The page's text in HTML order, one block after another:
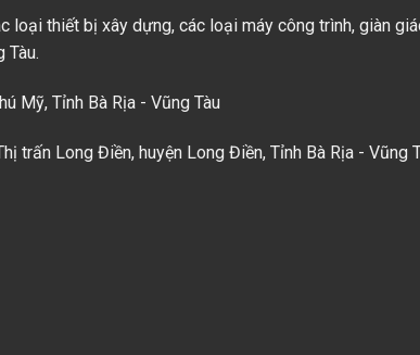
loại thiết bị xây dựng, các loại máy công trình, giàn
Tàu.
Mỹ, Tỉnh Bà Rịa - Vũng Tàu
trấn Long Điền, huyện Long Điền, Tỉnh Bà Rịa - Vũng